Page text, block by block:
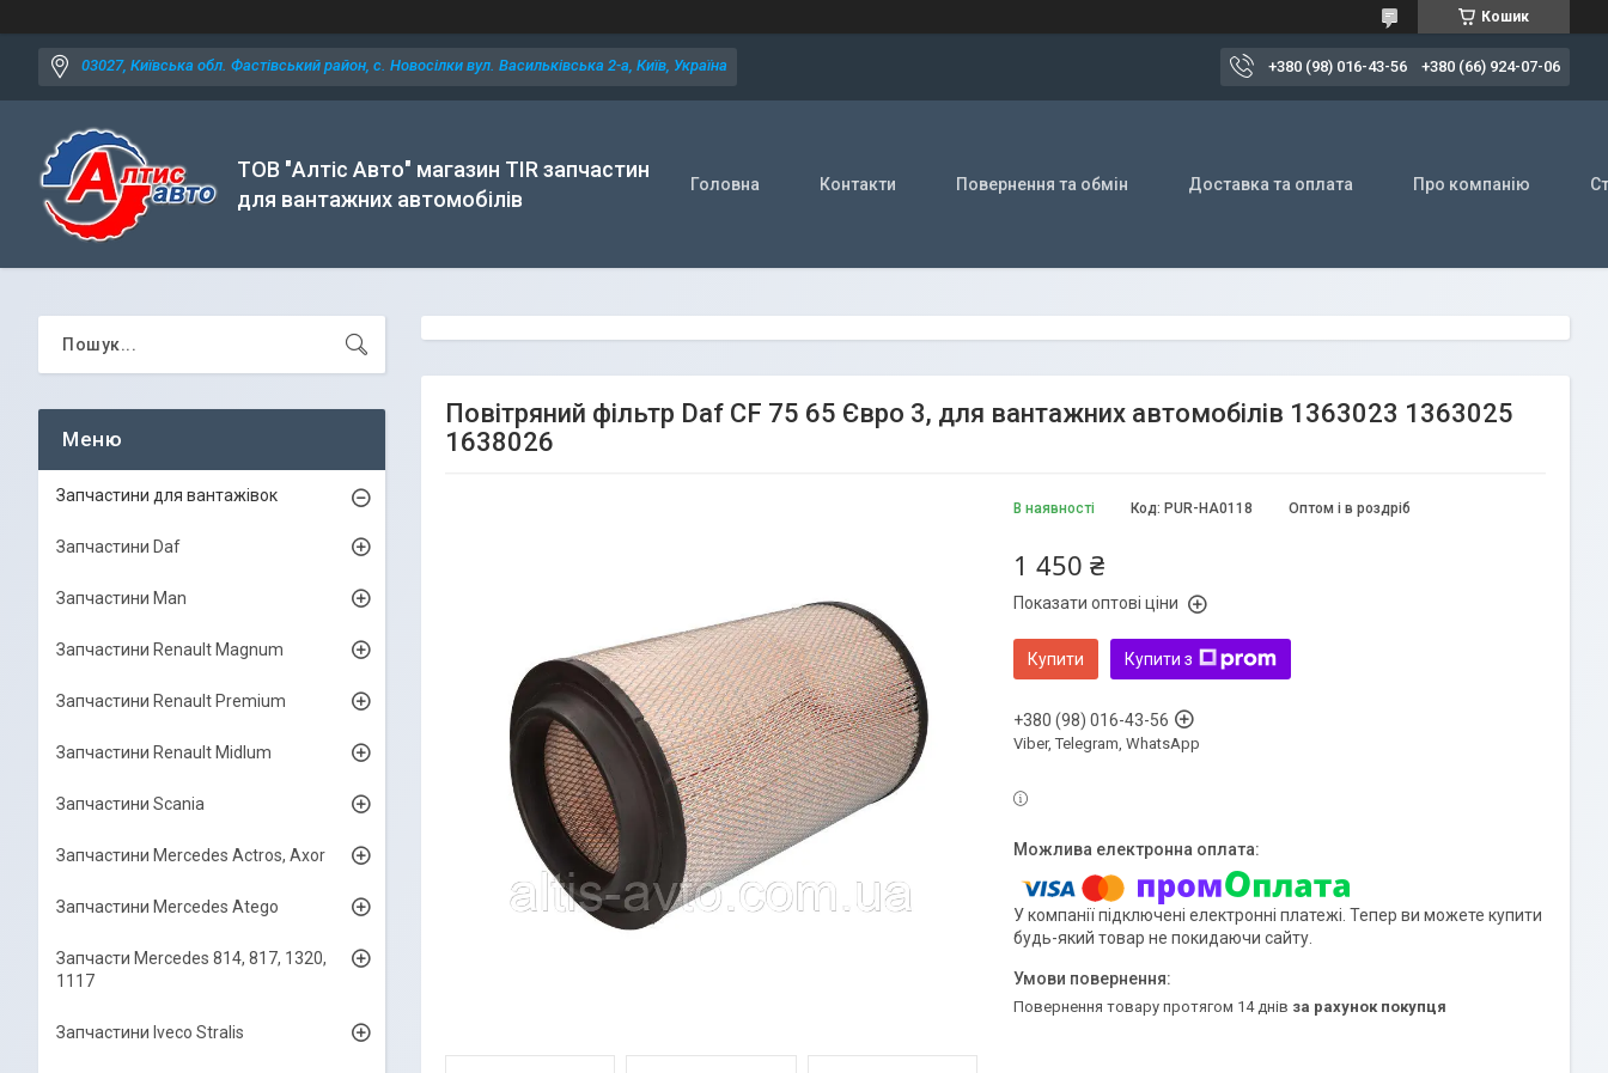
Кошик
03027, Київська обл. Фастівський район, с. Новосілки вул. Васильківська 2-а, Київ, Україна +380 (98) 016-43-56 +380 (66) 924-07-06
ТОВ "Алтіс Авто" магазин TIR запчастин
для вантажних автомобілів
Головна Контакти Повернення та обмін Доставка та оплата Про компанію
Повітряний фільтр Daf CF 75 65 Євро 3, для вантажних автомобілів 1363023 1363025
1638026
В наявності Оптом і в роздріб
Код: PUR-HA0118
1 450 ₴
Показати оптові ціни
Купити Купити з
+380 (98) 016-43-56
Viber, Telegram, WhatsApp
У компанії підключені електронні платежі. Тепер ви можете купити
будь-який товар не покидаючи сайту.
повернення товару протягом 14 днів за рахунок покупця
Запчастини для вантажівок
Запчастини Daf
Запчастини Man
Запчастини Renault Magnum
Запчастини Renault Premium
Запчастини Renault Midlum
Запчастини Scania
Запчастини Mercedes Actros, Axor
Запчастини Mercedes Atego
Запчасти Mercedes 814, 817, 1320,
1117
Запчастини Iveco Stralis